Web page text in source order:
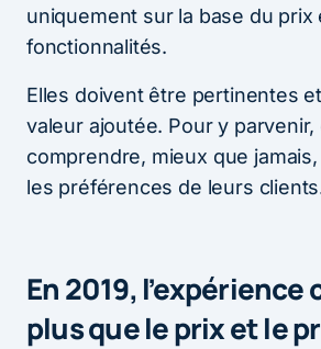
uniquement sur la base du prix
fonctionnalités.
Elles doivent être pertinentes
valeur ajoutée. Pour y
comprendre, mieux que
les préférences de leurs
En 2019, l’expérience
plus que le prix et le